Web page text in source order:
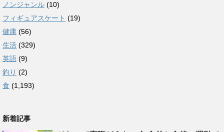
ノンジャンル (10)
フィギュアスケート (19)
健康 (56)
生活 (329)
英語 (9)
釣り (2)
食 (1,193)
新着記事